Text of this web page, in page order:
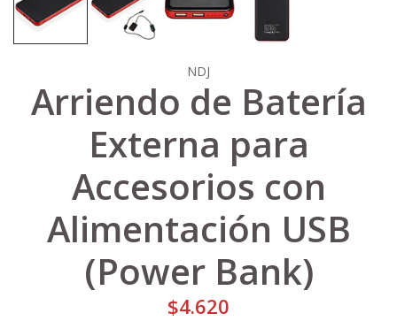
NDJ
Arriendo de Batería
Externa para
Accesorios con
Alimentación USB
(Power Bank)
$4.620